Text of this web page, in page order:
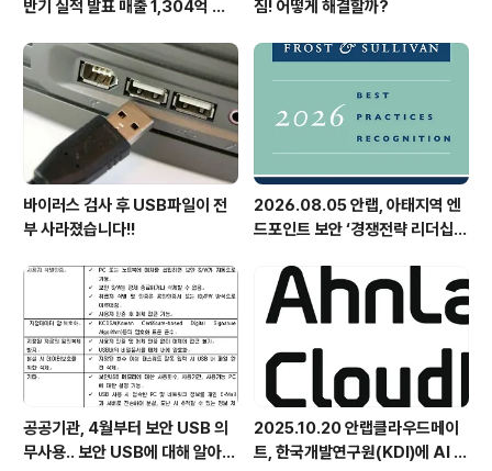
반기 실적 발표 매출 1,304억 원,
짐! 어떻게 해결할까?
바이러스 검사 후 USB파일이 전
부 사라졌습니다!!
2026.08.05 안랩, 아태지역 엔
드포인트 보안 ‘경쟁전략 리더십’
공공기관, 4월부터 보안 USB 의
무사용.. 보안 USB에 대해 알아봅
2025.10.20 안랩클라우드메이
트, 한국개발연구원(KDI)에 AI 어